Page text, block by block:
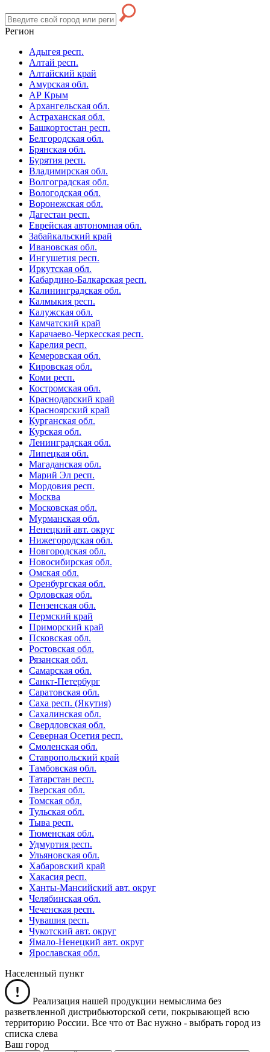
Регион
Адыгея респ.
Алтай респ.
Алтайский край
Амурская обл.
АР Крым
Архангельская обл.
Астраханская обл.
Башкортостан респ.
Белгородская обл.
Брянская обл.
Бурятия респ.
Владимирская обл.
Волгоградская обл.
Вологодская обл.
Воронежская обл.
Дагестан респ.
Еврейская автономная обл.
Забайкальский край
Ивановская обл.
Ингушетия респ.
Иркутская обл.
Кабардино-Балкарская респ.
Калининградская обл.
Калмыкия респ.
Калужская обл.
Камчатский край
Карачаево-Черкесская респ.
Карелия респ.
Кемеровская обл.
Кировская обл.
Коми респ.
Костромская обл.
Краснодарский край
Красноярский край
Курганская обл.
Курская обл.
Ленинградская обл.
Липецкая обл.
Магаданская обл.
Марий Эл респ.
Мордовия респ.
Москва
Московская обл.
Мурманская обл.
Ненецкий авт. округ
Нижегородская обл.
Новгородская обл.
Новосибирская обл.
Омская обл.
Оренбургская обл.
Орловская обл.
Пензенская обл.
Пермский край
Приморский край
Псковская обл.
Ростовская обл.
Рязанская обл.
Самарская обл.
Санкт-Петербург
Саратовская обл.
Саха респ. (Якутия)
Сахалинская обл.
Свердловская обл.
Северная Осетия респ.
Смоленская обл.
Ставропольский край
Тамбовская обл.
Татарстан респ.
Тверская обл.
Томская обл.
Тульская обл.
Тыва респ.
Тюменская обл.
Удмуртия респ.
Ульяновская обл.
Хабаровский край
Хакасия респ.
Ханты-Мансийский авт. округ
Челябинская обл.
Чеченская респ.
Чувашия респ.
Чукотский авт. округ
Ямало-Ненецкий авт. округ
Ярославская обл.
Населенный пункт
Реализация нашей продукции немыслима без
разветвленной дистрибьюторской сети, покрывающей всю
территорию России. Все что от Вас нужно - выбрать город из
списка слева
Ваш город